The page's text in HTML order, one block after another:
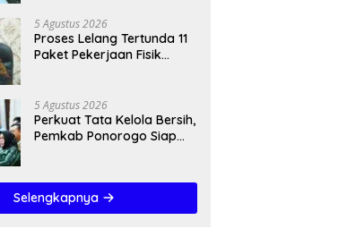
5 Agustus 2026
Proses Lelang Tertunda 11
Paket Pekerjaan Fisik
5 Agustus 2026
Perkuat Tata Kelola Bersih,
Pemkab Ponorogo Siap
Selengkapnya